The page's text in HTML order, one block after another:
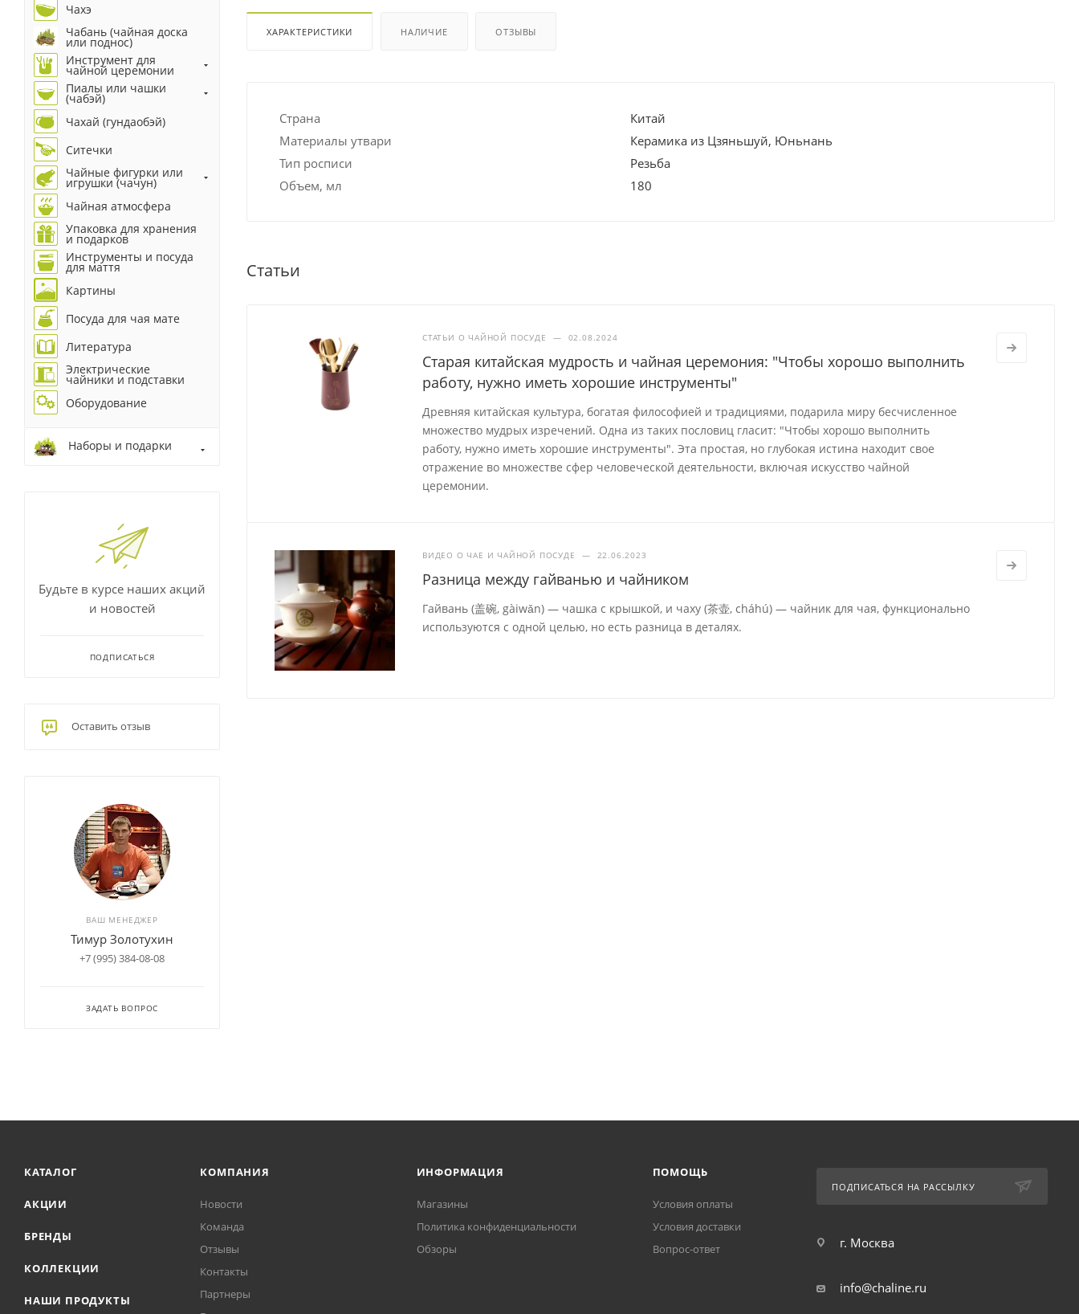
ХАРАКТЕРИСТИКИ НАЛИЧИЕ ОТЗЫВЫ
Страна
Китай
Материалы утвари
Керамика из Цзяньшуй, Юньнань
Тип росписи
Резьба
Объем, мл
180
Статьи
СТАТЬИ О ЧАЙНОЙ ПОСУДЕ — 02.08.2024
Старая китайская мудрость и чайная церемония: "Чтобы хорошо выполнить
работу, нужно иметь хорошие инструменты"
Древняя китайская культура, богатая философией и традициями, подарила миру бесчисленное
множество мудрых изречений. Одна из таких пословиц гласит: "Чтобы хорошо выполнить
работу, нужно иметь хорошие инструменты". Эта простая, но глубокая истина находит свое
отражение во множестве сфер человеческой деятельности, включая искусство чайной
церемонии.
ВИДЕО О ЧАЕ И ЧАЙНОЙ ПОСУДЕ — 22.06.2023
Разница между гайванью и чайником
Гайвань (盖碗, gàiwǎn) — чашка с крышкой, и чаху (茶壶, cháhú) — чайник для чая, функционально
используются с одной целью, но есть разница в деталях.
Чахэ
Чабань (чайная доска
или поднос)
Инструмент для
чайной церемонии
Пиалы или чашки
(чабэй)
Чахай (гундаобэй)
Ситечки
Чайные фигурки или
игрушки (чачун)
Чайная атмосфера
Упаковка для хранения
и подарков
Инструменты и посуда
для маття
Картины
Посуда для чая мате
Литература
Электрические
чайники и подставки
Оборудование
Наборы и подарки
Будьте в курсе наших акций
и новостей
ПОДПИСАТЬСЯ
Оставить отзыв
ВАШ МЕНЕДЖЕР
Тимур Золотухин
+7 (995) 384-08-08
ЗАДАТЬ ВОПРОС
КАТАЛОГ
АКЦИИ
БРЕНДЫ
КОЛЛЕКЦИИ
НАШИ ПРОДУКТЫ
КОМПАНИЯ
Новости
Команда
Отзывы
Контакты
Партнеры
ИНФОРМАЦИЯ
Магазины
Политика конфиденциальности
Обзоры
ПОМОЩЬ
Условия оплаты
Условия доставки
Вопрос-ответ
ПОДПИСАТЬСЯ НА РАССЫЛКУ
г. Москва
info@chaline.ru